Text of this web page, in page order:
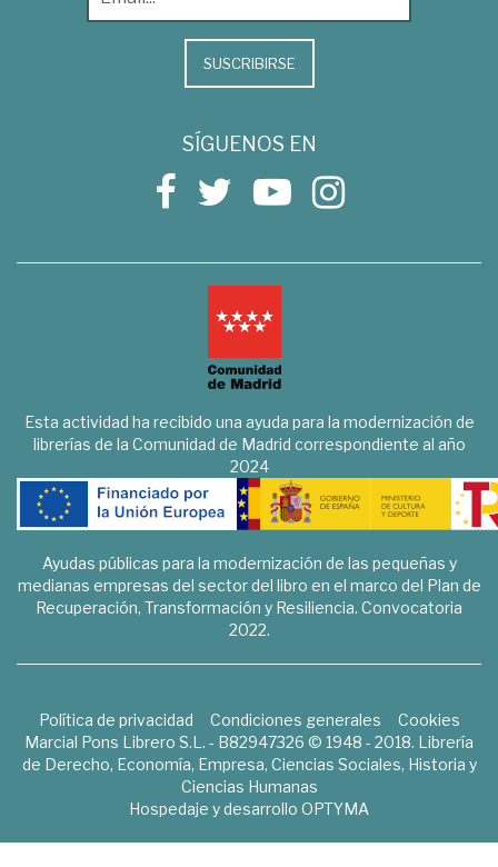
SUSCRIBIRSE
SÍGUENOS EN
Esta actividad ha recibido una ayuda para la modernización de
librerías de la Comunidad de Madrid correspondiente al año
2024
Ayudas públicas para la modernización de las pequeñas y
medianas empresas del sector del libro en el marco del Plan de
Recuperación, Transformación y Resiliencia. Convocatoria
2022.
Política de privacidad Condiciones generales
Cookies
Marcial Pons Librero S.L. - B82947326 © 1948 - 2018. Librería
de Derecho, Economía, Empresa, Ciencias Sociales, Historia y
Ciencias Humanas
Hospedaje y desarrollo OPTYMA